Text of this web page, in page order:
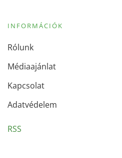
INFORMÁCIÓK
Rólunk
Médiaajánlat
Kapcsolat
Adatvédelem
RSS